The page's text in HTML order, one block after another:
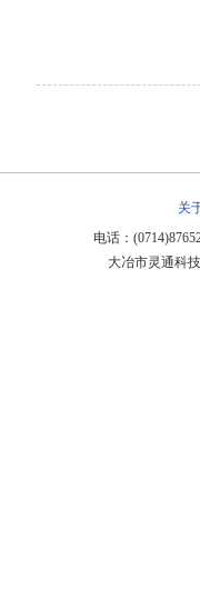
关
电话：
大冶市灵通科